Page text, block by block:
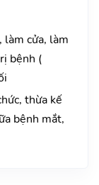
làm cửa, làm
bệnh (
thừa kế
bệnh mắt,